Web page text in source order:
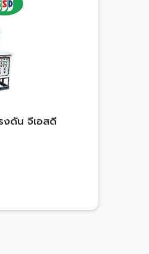
งดัน จีเอสดี